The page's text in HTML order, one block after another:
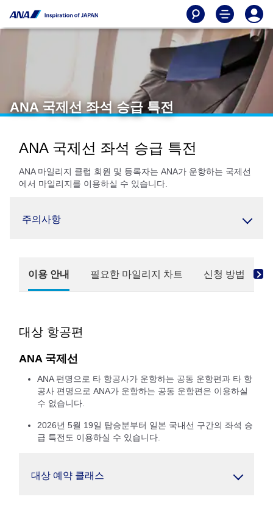
ANA 국제선 좌석 승급 특전
ANA 국제선 좌석 승급 특전
ANA 마일리지 클럽 회원 및 등록자는 ANA가 운항하는 국제선
에서 마일리지를 이용하실 수 있습니다.
주의사항
이용 안내 필요한 마일리지 차트 신청 방법
대상 항공편
ANA 국제선
ANA 편명으로 타 항공사가 운항하는 공동 운항편과 타 항
공사 편명으로 ANA가 운항하는 공동 운항편은 이용하실
수 없습니다.
2026년 5월 19일 탑승분부터 일본 국내선 구간의 좌석 승
급 특전도 이용하실 수 있습니다.
대상 예약 클래스